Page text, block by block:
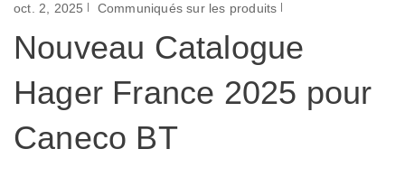
oct. 2, 2025 Communiqués sur les produits
Nouveau Catalogue
Hager France 2025 pour
Caneco BT